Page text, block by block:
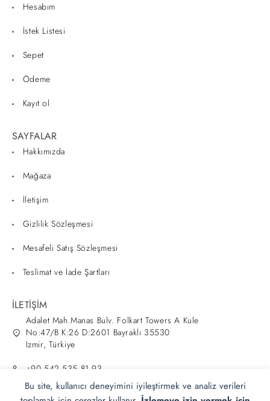
Bu site, kullanıcı deneyimini iyileştirmek ve analiz verileri
Hesabım
İstek Listesi
Sepet
Ödeme
Kayıt ol
SAYFALAR
Hakkımızda
Mağaza
İletişim
Gizlilik Sözleşmesi
Mesafeli Satış Sözleşmesi
Teslimat ve İade Şartları
İLETİŞİM
Adalet Mah.Manas Bulv. Folkart Towers A Kule
No:47/B K:26 D:2601 Bayraklı 35530
Izmir, Türkiye
+90 542 535 81 93
info@zahmeri.com